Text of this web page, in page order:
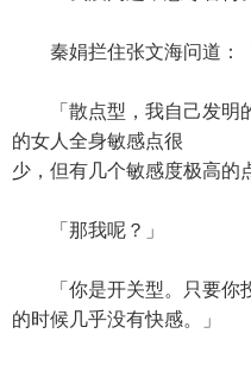
秦娟拦住张文海问道：「
「散点型，我自己发明
的女人全身敏感点很
少，但有几个敏感度极高的
「那我呢？」
「你是开关型。只要你
的时候几乎没有快感。」